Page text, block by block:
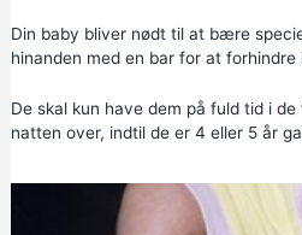
Din baby bliver nødt til at bære
hinanden med en bar for at forhindre
De skal kun have dem på fuld tid i
natten over, indtil de er 4 eller 5 år